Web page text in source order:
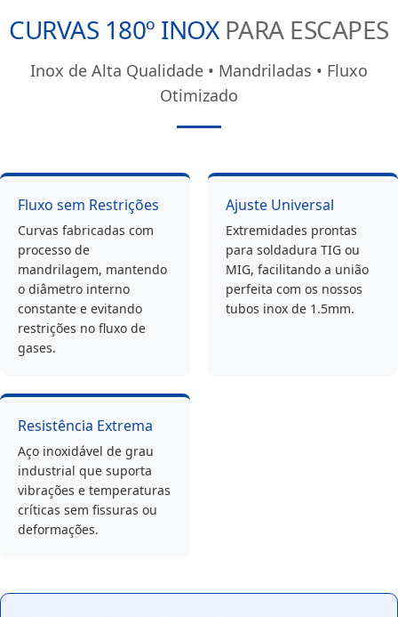
CURVAS 180º INOX PARA ESCAPES
Inox de Alta Qualidade • Mandriladas • Fluxo
Otimizado
Fluxo sem Restrições
Curvas fabricadas com
processo de
mandrilagem, mantendo
o diâmetro interno
constante e evitando
restrições no fluxo de
gases.
Ajuste Universal
Extremidades prontas
para soldadura TIG ou
MIG, facilitando a união
perfeita com os nossos
tubos inox de 1.5mm.
Resistência Extrema
Aço inoxidável de grau
industrial que suporta
vibrações e temperaturas
críticas sem fissuras ou
deformações.